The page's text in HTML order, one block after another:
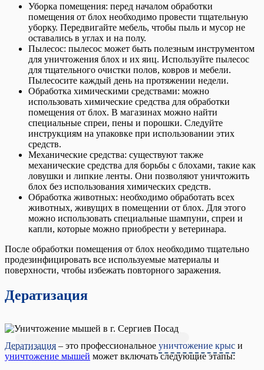
Уборка помещения: перед началом обработки
помещения от блох необходимо провести тщательную
уборку. Передвигайте мебель, чтобы пыль и мусор не
оставались в углах и на полу.
Пылесос: пылесос может быть полезным инструментом
для уничтожения блох и их яиц. Используйте пылесос
для тщательного очистки полов, ковров и мебели.
Пылесосите каждый день на протяжении недели.
Обработка химическими средствами: можно
использовать химические средства для обработки
помещения от блох. В магазинах можно найти
специальные спреи, пены и порошки. Следуйте
инструкциям на упаковке при использовании этих
средств.
Механические средства: существуют также
механические средства для борьбы с блохами, такие как
ловушки и липкие ленты. Они позволяют уничтожить
блох без использования химических средств.
Обработка животных: необходимо обработать всех
животных, живущих в помещении от блох. Для этого
можно использовать специальные шампуни, спреи и
капли, которые можно приобрести у ветеринара.
После обработки помещения от блох необходимо тщательно
продезинфицировать все используемые материалы и
поверхности, чтобы избежать повторного заражения.
Дератизация
Дератизация – это профессиональное уничтожение крыс и
уничтожение мышей может включать следующие этапы: